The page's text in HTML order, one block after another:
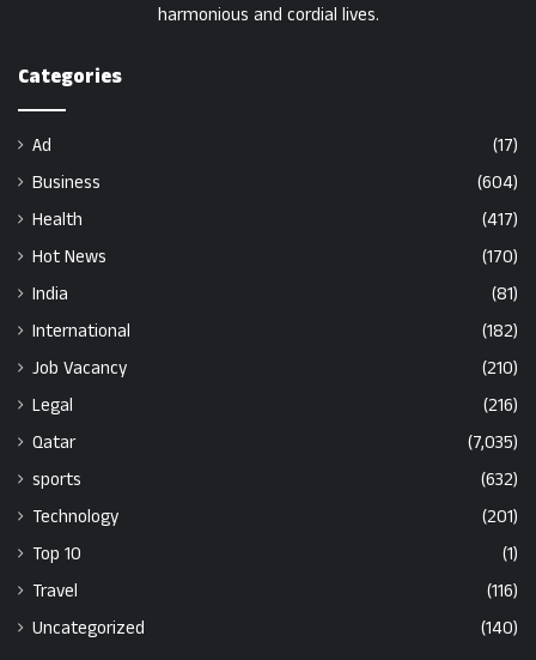
harmonious and cordial lives.
Categories
Ad
(17)
Business
(604)
Health
(417)
Hot News
(170)
India
(81)
International
(182)
Job Vacancy
(210)
Legal
(216)
Qatar
(7,035)
sports
(632)
Technology
(201)
Top 10
(1)
Travel
(116)
Uncategorized
(140)